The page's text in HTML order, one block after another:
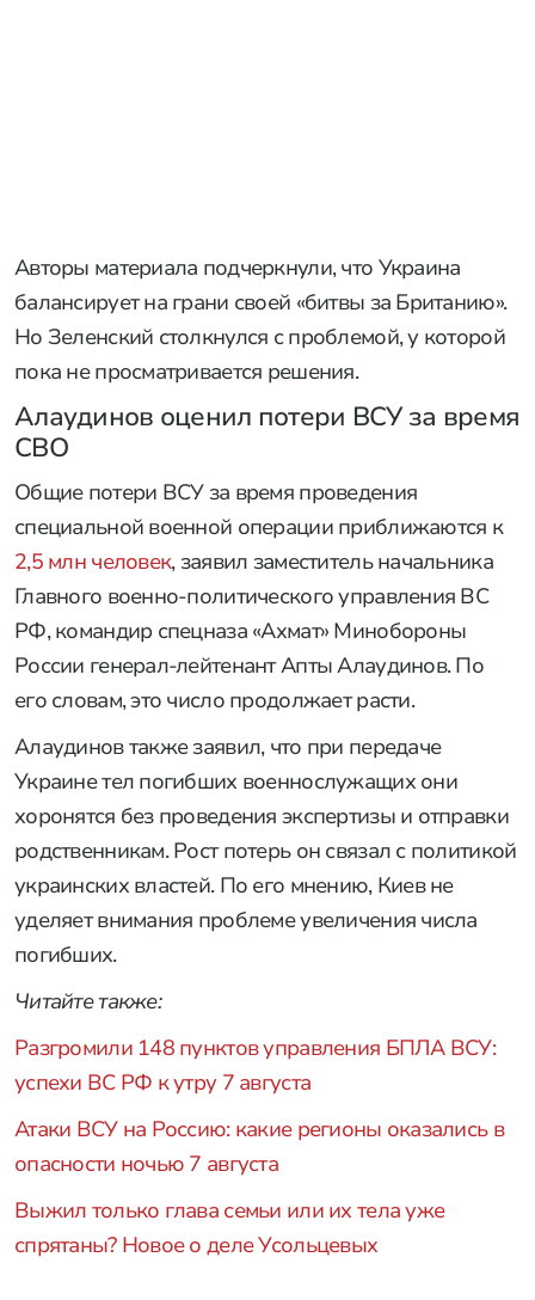
Авторы материала подчеркнули, что Украина
балансирует на грани своей «битвы за Британию».
Но Зеленский столкнулся с проблемой, у которой
пока не просматривается решения.
Алаудинов оценил потери ВСУ за время
СВО
Общие потери ВСУ за время проведения
специальной военной операции приближаются к
2,5 млн человек, заявил заместитель начальника
Главного военно-политического управления ВС
РФ, командир спецназа «Ахмат» Минобороны
России генерал-лейтенант Апты Алаудинов. По
его словам, это число продолжает расти.
Алаудинов также заявил, что при передаче
Украине тел погибших военнослужащих они
хоронятся без проведения экспертизы и отправки
родственникам. Рост потерь он связал с политикой
украинских властей. По его мнению, Киев не
уделяет внимания проблеме увеличения числа
погибших.
Читайте также:
Разгромили 148 пунктов управления БПЛА ВСУ:
успехи ВС РФ к утру 7 августа
Атаки ВСУ на Россию: какие регионы оказались в
опасности ночью 7 августа
Выжил только глава семьи или их тела уже
спрятаны? Новое о деле Усольцевых